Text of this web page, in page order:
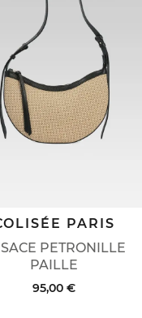
PETRONILLE
PAILLE
PARIS
95,00 €